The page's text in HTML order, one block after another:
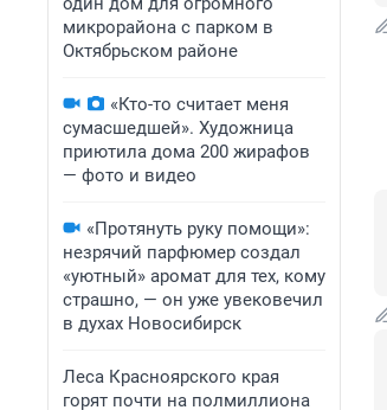
микрорайона с парком в
Октябрьском районе
«Кто-то считает меня
сумасшедшей». Художница
приютила дома 200 жирафов
— фото и видео
«Протянуть руку помощи»:
незрячий парфюмер создал
«уютный» аромат для тех, кому
страшно, — он уже увековечил
в духах Новосибирск
Леса Красноярского края
горят почти на полмиллиона